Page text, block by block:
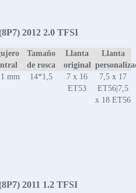
2012 2.0 TFSI
Tamaño
de rosca
Llanta
original
Llanta
mm 14*1,5
7 x 16
ET53
7,5 x 17
ET56|7,5
x 18 ET56
2011 1.2 TFSI